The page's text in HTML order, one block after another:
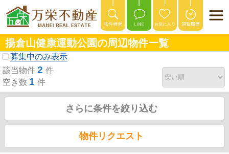
揚倉山健康運動公園の周辺物件一覧
募集中のみ表示
該当物件 2 件
空き数 1 件
さらに条件を絞り込む
物件リクエスト